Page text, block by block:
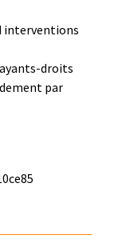
interventions
droits
par